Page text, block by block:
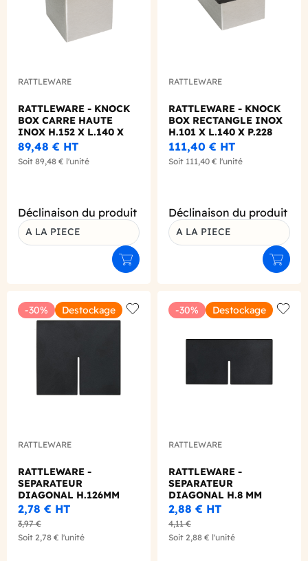
RATTLEWARE
RATTLEWARE - KNOCK
BOX CARRE HAUTE
INOX H.152 X L.140 X
P.152 MM
89,48 € HT
Soit 89,48 € l'unité
Déclinaison du produit
A LA PIECE
Ajouter au panier
RATTLEWARE
RATTLEWARE - KNOCK
BOX RECTANGLE INOX
H.101 X L.140 X P.228
MM
111,40 € HT
Soit 111,40 € l'unité
Déclinaison du produit
A LA PIECE
-30% Destockage
Add to wishlist
RATTLEWARE
RATTLEWARE -
SEPARATEUR
DIAGONAL H.126MM
POUR BAC NOIR
2,78 € HT
3,97 €
Soit 2,78 € l'unité
-30% Destockage
RATTLEWARE
RATTLEWARE -
SEPARATEUR
DIAGONAL H.8 MM
POUR BAC NOIR
2,88 € HT
4,11 €
Soit 2,88 € l'unité